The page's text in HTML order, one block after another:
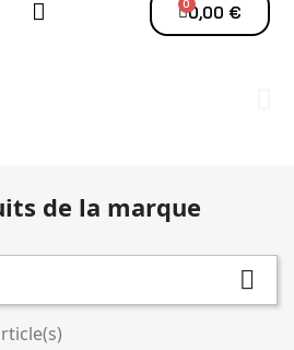
0,00 €
de la marque
